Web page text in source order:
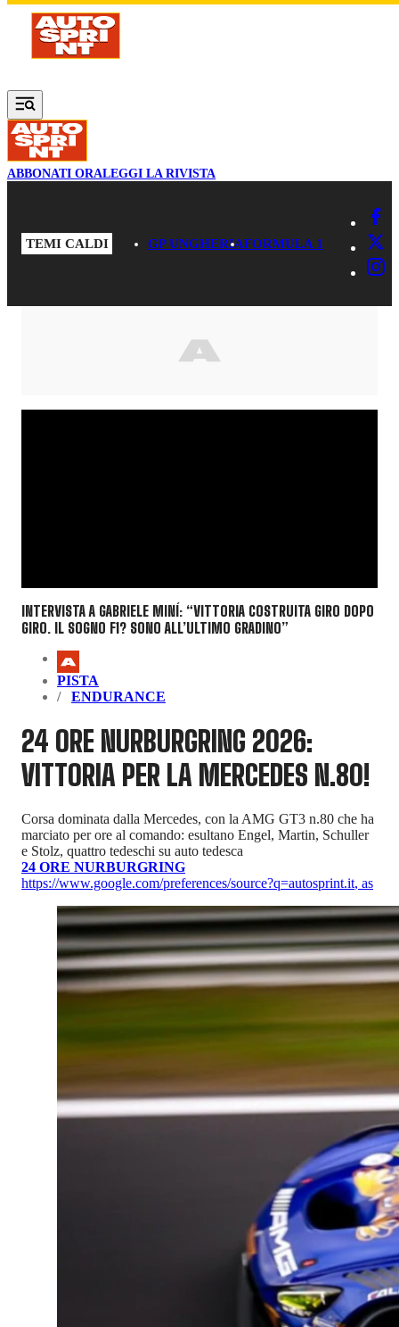
Vai al contenuto principale
ABBONATI ORALEGGI LA RIVISTA
TEMI CALDI GP UNGHERIAFORMULA 1
INTERVISTA A GABRIELE MINÍ: “VITTORIA COSTRUITA GIRO DOPO
GIRO. IL SOGNO F1? SONO ALL’ULTIMO GRADINO”
PISTA
ENDURANCE
24 ORE NURBURGRING 2026:
VITTORIA PER LA MERCEDES N.80!
Corsa dominata dalla Mercedes, con la AMG GT3 n.80 che ha
marciato per ore al comando: esultano Engel, Martin, Schuller
e Stolz, quattro tedeschi su auto tedesca
24 ORE NURBURGRING
https://www.google.com/preferences/source?q=autosprint.it, as